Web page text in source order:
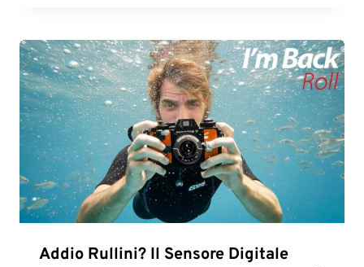
Addio Rullini? Il Sensore Digitale